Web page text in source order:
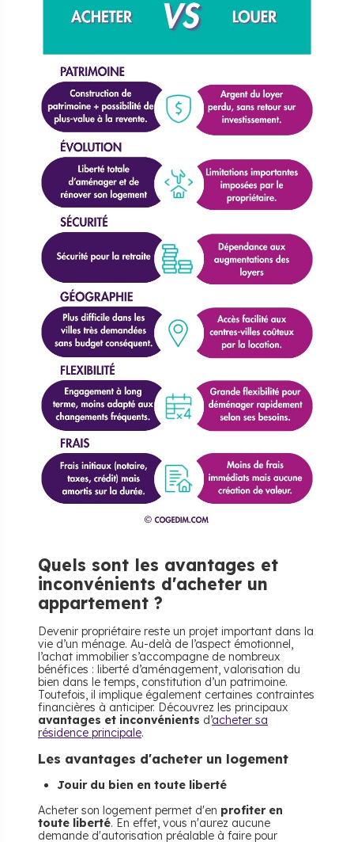
Quels sont les avantages et
inconvénients d'acheter un
appartement ?
Devenir propriétaire reste un projet important dans la
vie d’un ménage. Au-delà de l’aspect émotionnel,
l’achat immobilier s’accompagne de nombreux
bénéfices : liberté d’aménagement, valorisation du
bien dans le temps, constitution d’un patrimoine.
Toutefois, il implique également certaines contraintes
financières à anticiper. Découvrez les principaux
avantages et inconvénients d’acheter sa
résidence principale.
Les avantages d'acheter un logement
Jouir du bien en toute liberté
Acheter son logement permet d'en profiter en
toute liberté. En effet, vous n'aurez aucune
demande d'autorisation préalable à faire pour